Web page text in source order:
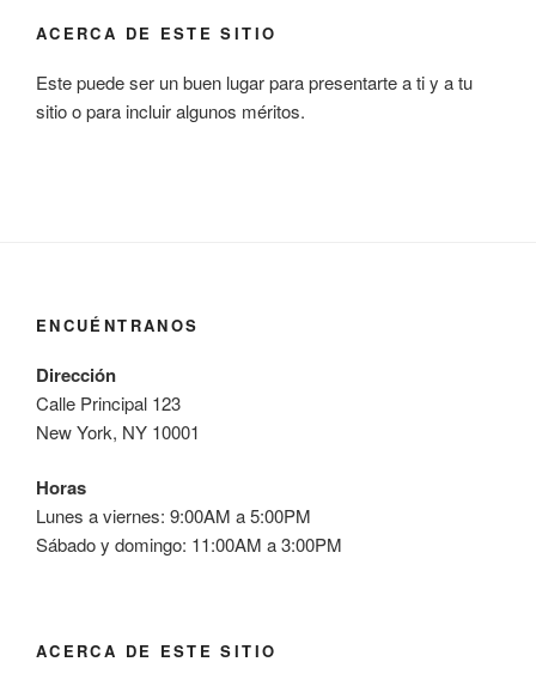
ACERCA DE ESTE SITIO
Este puede ser un buen lugar para presentarte a ti y a tu
sitio o para incluir algunos méritos.
ENCUÉNTRANOS
Dirección
Calle Principal 123
New York, NY 10001
Horas
Lunes a viernes: 9:00AM a 5:00PM
Sábado y domingo: 11:00AM a 3:00PM
ACERCA DE ESTE SITIO